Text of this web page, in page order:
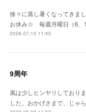
徐々に蒸し暑くなってきま
お休み☆ 毎週月曜日（6、
2026.07.13 11:45
9周年
風は少しヒンヤリしており
した。おかげさまで、じゃ